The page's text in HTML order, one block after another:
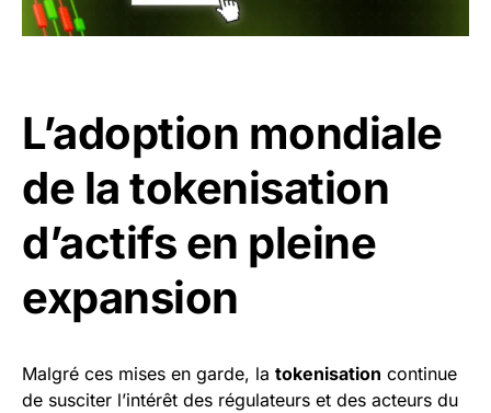
L’adoption mondiale
de la tokenisation
d’actifs en pleine
expansion
Malgré ces mises en garde, la tokenisation continue
de susciter l’intérêt des régulateurs et des acteurs du